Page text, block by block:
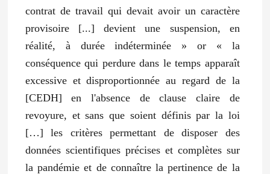
contrat de travail qui devait avoir un caractère
provisoire [...] devient une suspension, en
réalité, à durée indéterminée » or « la
conséquence qui perdure dans le temps apparaît
excessive et disproportionnée au regard de la
[CEDH] en l'absence de clause claire de
revoyure, et sans que soient définis par la loi
[…] les critères permettant de disposer des
données scientifiques précises et complètes sur
la pandémie et de connaître la pertinence de la